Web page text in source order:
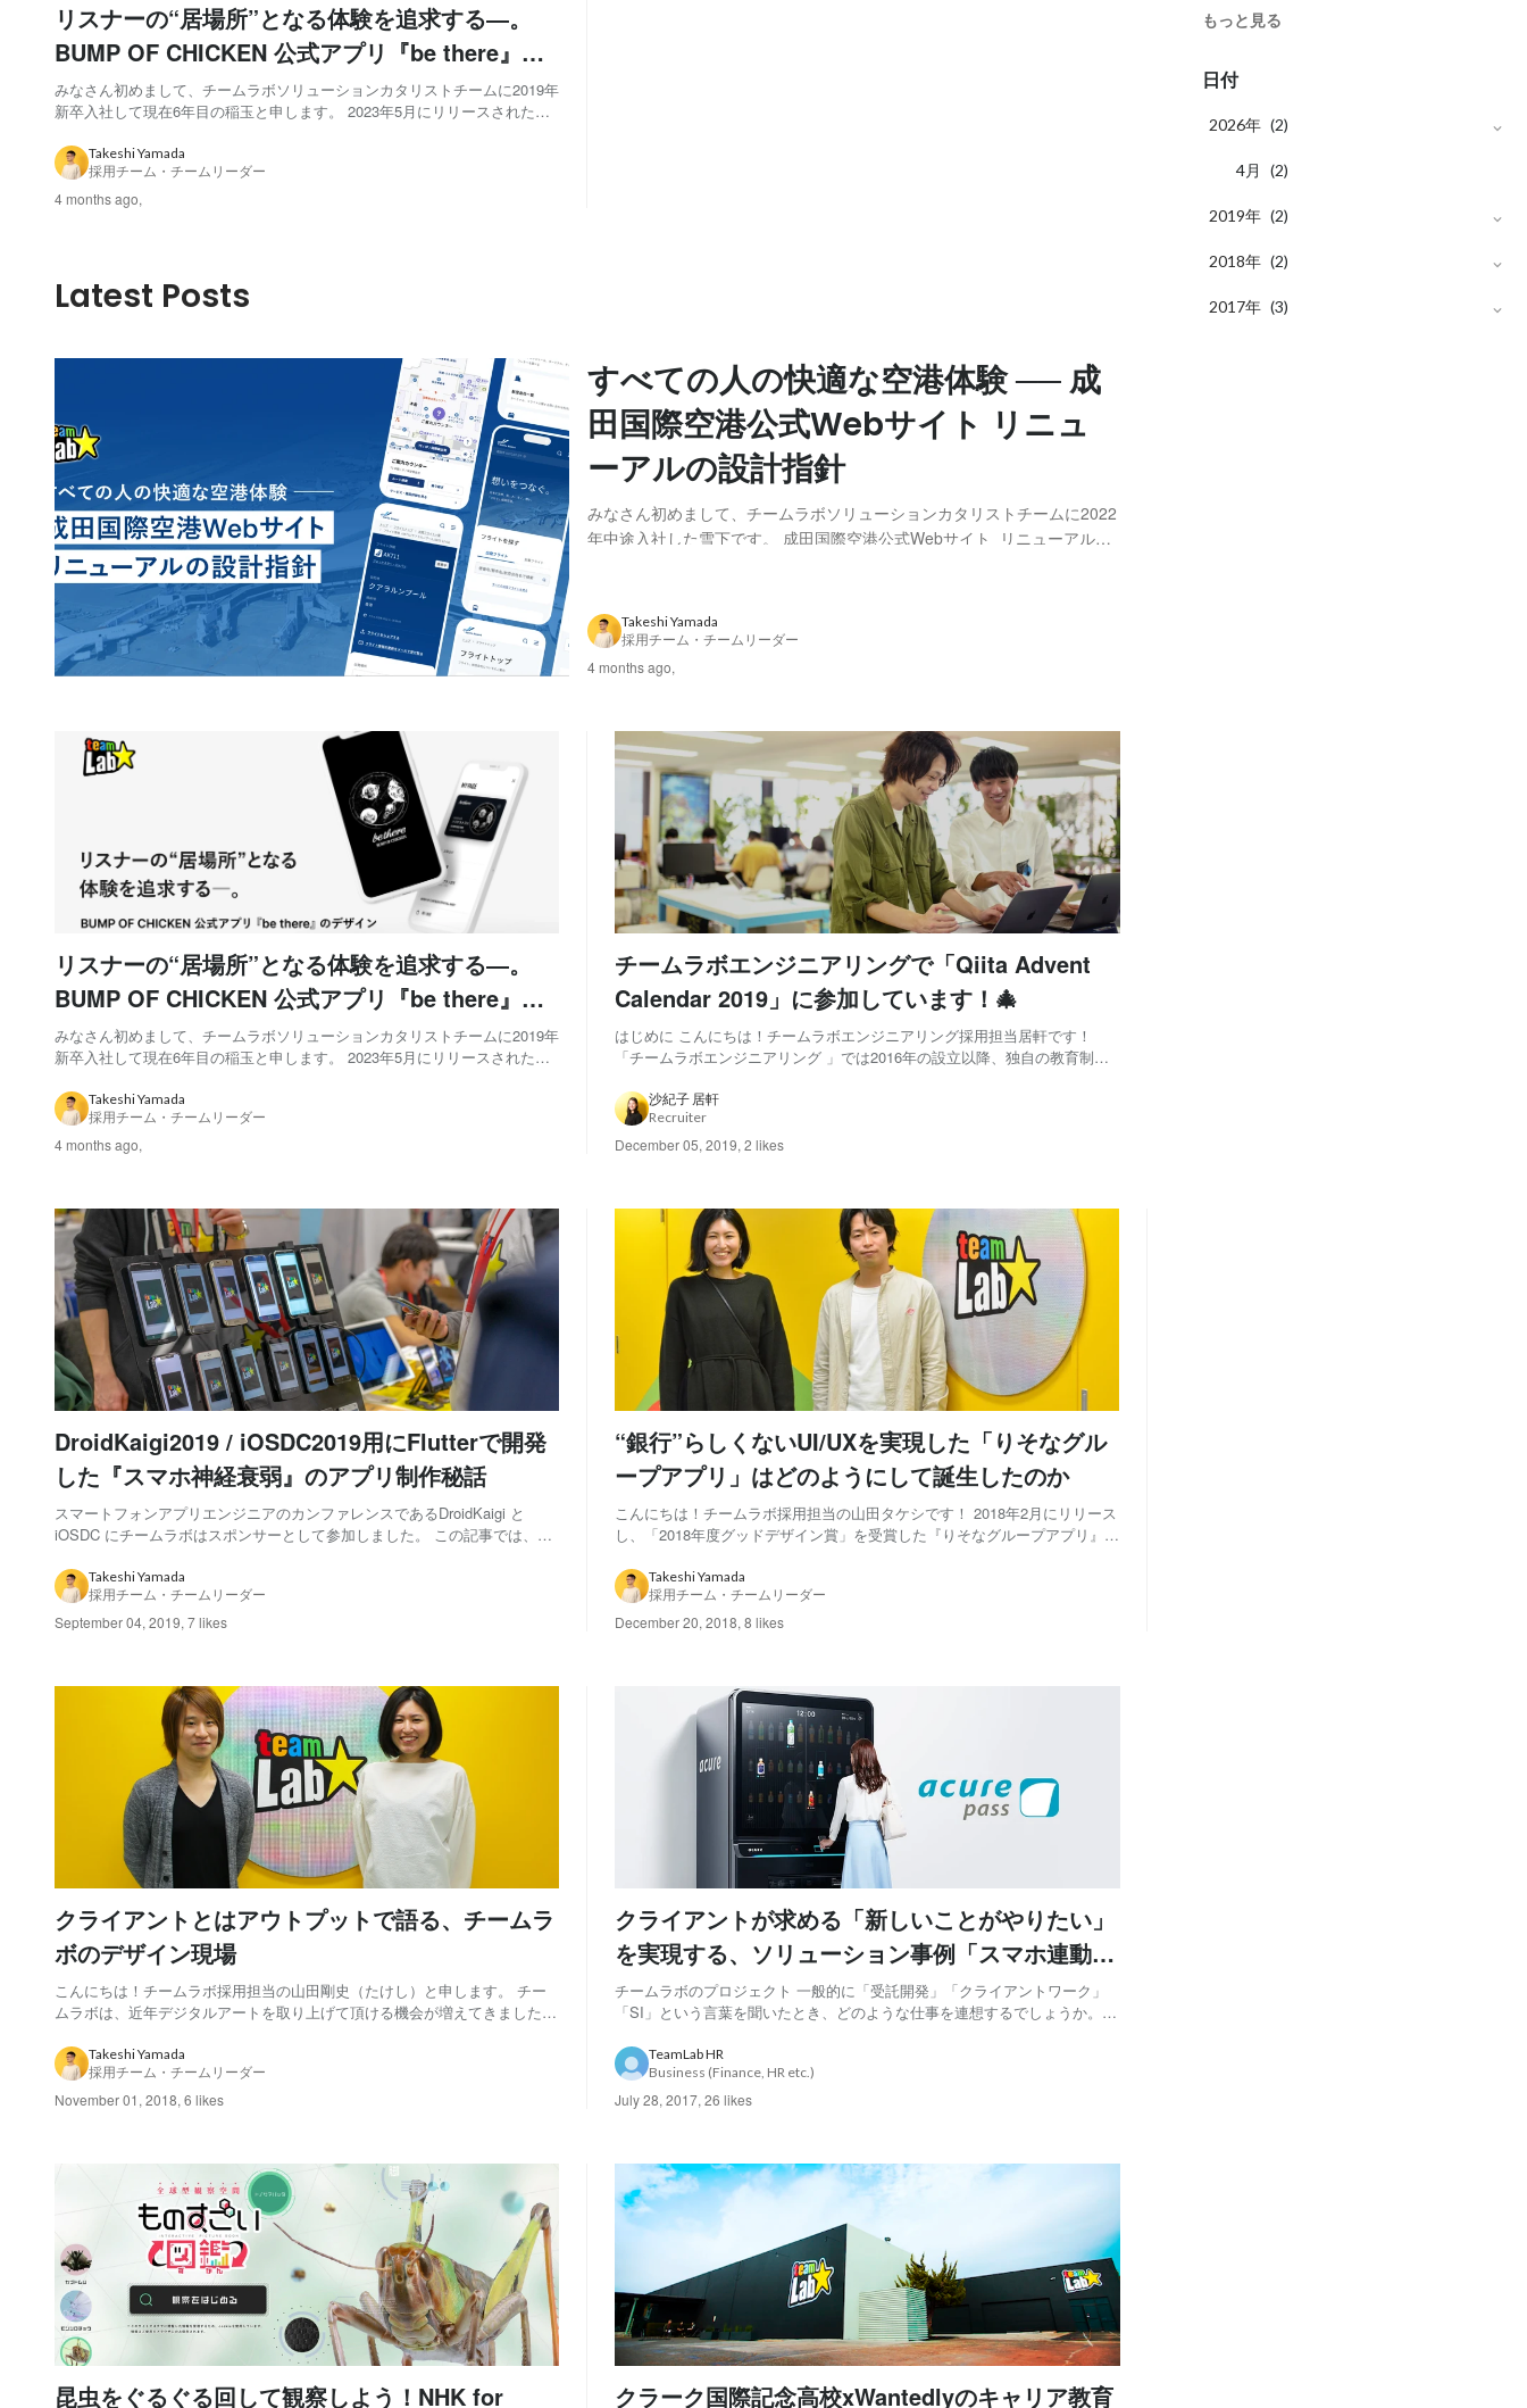
リスナーの“居場所”となる体験を追求する―。
BUMP OF CHICKEN 公式アプリ『be there』開
発の裏側
みなさん初めまして、チームラボソリューションカタリストチームに2019年
新卒入社して現在6年目の稲玉と申します。 2023年5月にリリースされた
Takeshi Yamada
採用チーム・チームリーダー
4 months ago,
Latest Posts
すべての人の快適な空港体験 ── 成
田国際空港公式Webサイト リニュ
ーアルの設計指針
みなさん初めまして、チームラボソリューションカタリストチームに2022
年中途入社した雪下です。 成田国際空港公式Webサイト リニューアルに
験」。 空港という場所は、出発...
Takeshi Yamada
採用チーム・チームリーダー
4 months ago,
リスナーの“居場所”となる体験を追求する―。
BUMP OF CHICKEN 公式アプリ『be there』開
発の裏側
みなさん初めまして、チームラボソリューションカタリストチームに2019年
新卒入社して現在6年目の稲玉と申します。 2023年5月にリリースされた
Takeshi Yamada
採用チーム・チームリーダー
4 months ago,
チームラボエンジニアリングで「Qiita Advent
Calendar 2019」に参加しています！🎄
はじめに こんにちは！チームラボエンジニアリング採用担当居軒です！
「チームラボエンジニアリング 」では2016年の設立以降、独自の教育制度
整えています。 今回の記事では、有志メンバーの取り組みについてご紹介
します！ 有志メンバーによる取り組み ...
沙紀子 居軒
Recruiter
December 05, 2019, 2 likes
DroidKaigi2019 / iOSDC2019用にFlutterで開発
した『スマホ神経衰弱』のアプリ制作秘話
スマートフォンアプリエンジニアのカンファレンスであるDroidKaigi と
iOSDC にチームラボはスポンサーとして参加しました。 この記事では、登
経衰弱アプリを開発したエンジニアに、制作秘話を語っていただきました。
Android エンジニア...
Takeshi Yamada
採用チーム・チームリーダー
September 04, 2019, 7 likes
“銀行”らしくないUI/UXを実現した「りそなグル
ープアプリ」はどのようにして誕生したのか
こんにちは！チームラボ採用担当の山田タケシです！ 2018年2月にリリース
し、「2018年度グッドデザイン賞」を受賞した『りそなグループアプリ』。
時のストーリーを「クリエイティブの裏側データベース」を運営する
URAGAWA 様にインタビューして...
Takeshi Yamada
採用チーム・チームリーダー
December 20, 2018, 8 likes
クライアントとはアウトプットで語る、チームラ
ボのデザイン現場
こんにちは！チームラボ採用担当の山田剛史（たけし）と申します。 チー
ムラボは、近年デジタルアートを取り上げて頂ける機会が増えてきました
ん手掛けてきました。そんなチームラボのソリューションワークですが、こ
の度、デザイナー向けのWebメディアUX M...
Takeshi Yamada
採用チーム・チームリーダー
November 01, 2018, 6 likes
クライアントが求める「新しいことがやりたい」
を実現する、ソリューション事例「スマホ連動型
自販機とアプリ acure pass」
チームラボのプロジェクト 一般的に「受託開発」「クライアントワーク」
「SI」という言葉を聞いたとき、どのような仕事を連想するでしょうか。IT
い技術を試したりすることは難しい」というイメージをお持ちの方もいらっ
しゃるのではないでしょうか。 外から...
TeamLab HR
Business (Finance, HR etc.)
July 28, 2017, 26 likes
昆虫をぐるぐる回して観察しよう！NHK for クラーク国際記念高校xWantedlyのキャリア教育
もっと見る
日付
2026年 (2)
4月 (2)
2019年 (2)
12月 (1)
9月 (1)
2018年 (2)
12月 (1)
2017年 (3)